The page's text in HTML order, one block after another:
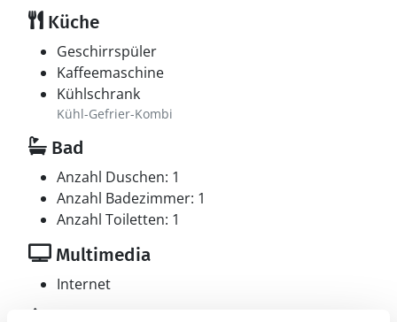
Küche
Geschirrspüler
Kaffeemaschine
Kühlschrank
Kühl-Gefrier-Kombi
Bad
Anzahl Duschen: 1
Anzahl Badezimmer: 1
Anzahl Toiletten: 1
Multimedia
Internet